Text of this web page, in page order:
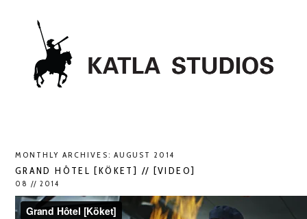
MONTHLY ARCHIVES: AUGUST 2014
GRAND HÔTEL [KÖKET] // [VIDEO]
08 // 2014